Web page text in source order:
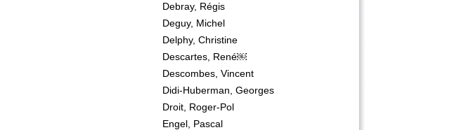
Debray, Régis
Deguy, Michel
Delphy, Christine
Descartes, René￼
Descombes, Vincent
Didi-Huberman, Georges
Droit, Roger-Pol
Engel, Pascal